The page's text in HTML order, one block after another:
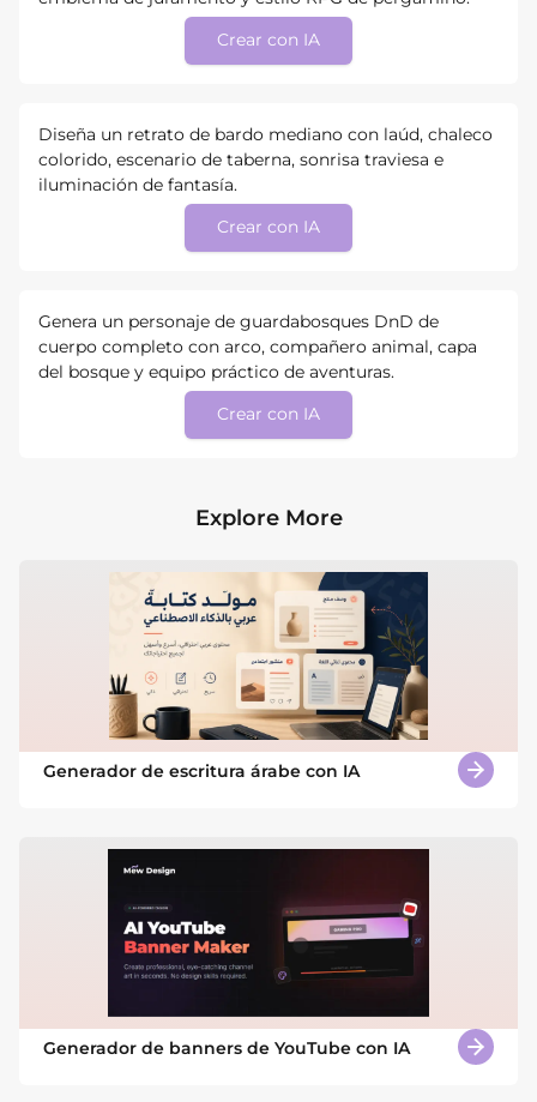
Crear con IA
Diseña un retrato de bardo mediano con laúd, chaleco
colorido, escenario de taberna, sonrisa traviesa e
iluminación de fantasía.
Crear con IA
Genera un personaje de guardabosques DnD de
cuerpo completo con arco, compañero animal, capa
del bosque y equipo práctico de aventuras.
Crear con IA
Explore More
Generador de escritura árabe con IA
Generador de banners de YouTube con IA